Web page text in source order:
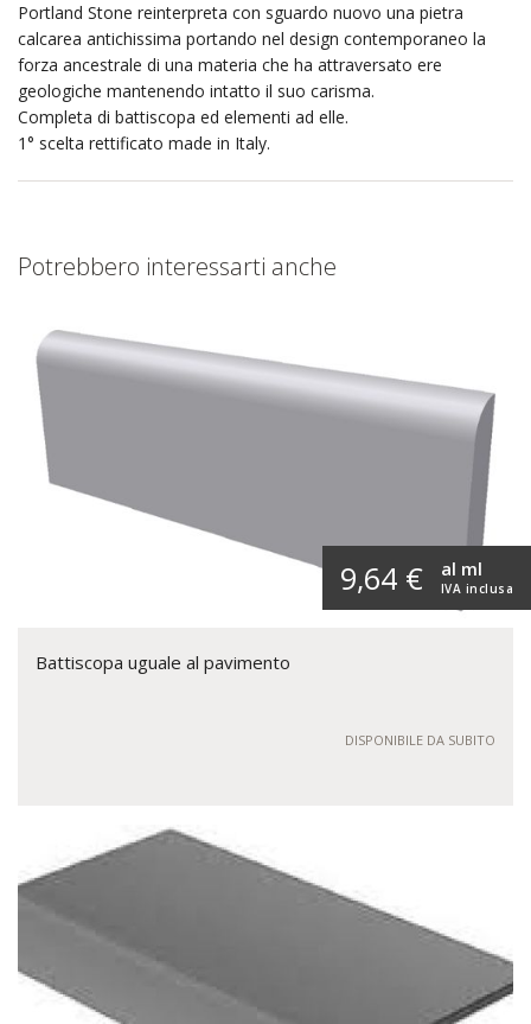
Portland Stone reinterpreta con sguardo nuovo una pietra
calcarea antichissima portando nel design contemporaneo la
forza ancestrale di una materia che ha attraversato ere
geologiche mantenendo intatto il suo carisma.
Completa di battiscopa ed elementi ad elle.
1° scelta rettificato made in Italy.
Potrebbero interessarti anche
9,64 € IVA inclusa
al ml
Battiscopa uguale al pavimento
DISPONIBILE DA SUBITO